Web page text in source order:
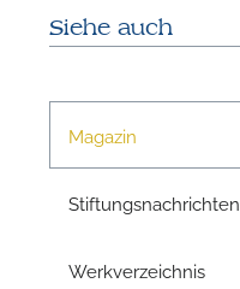
Siehe auch
Magazin
Stiftungsnachrichten
Werkverzeichnis